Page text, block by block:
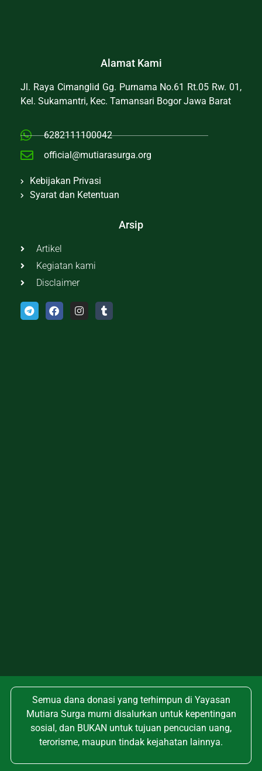
Alamat Kami
Jl. Raya Cimanglid Gg. Purnama No.61 Rt.05 Rw. 01,
Kel. Sukamantri, Kec. Tamansari Bogor Jawa Barat
6282111100042
official@mutiarasurga.org
Kebijakan Privasi
Syarat dan Ketentuan
Arsip
Artikel
Kegiatan kami
Disclaimer
Semua dana donasi yang terhimpun di Yayasan
Mutiara Surga murni disalurkan untuk kepentingan
sosial, dan BUKAN untuk tujuan pencucian uang,
terorisme, maupun tindak kejahatan lainnya.